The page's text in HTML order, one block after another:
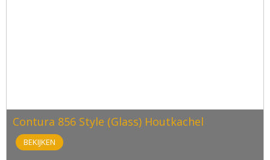
Contura 856 Style (Glass) Houtkachel
BEKIJKEN